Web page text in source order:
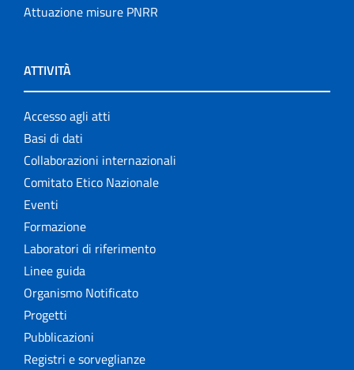
Attuazione misure PNRR
ATTIVITÀ
Accesso agli atti
Basi di dati
Collaborazioni internazionali
Comitato Etico Nazionale
Eventi
Formazione
Laboratori di riferimento
Linee guida
Organismo Notificato
Progetti
Pubblicazioni
Registri e sorveglianze